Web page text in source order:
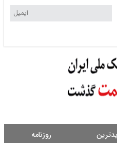
روزنامه